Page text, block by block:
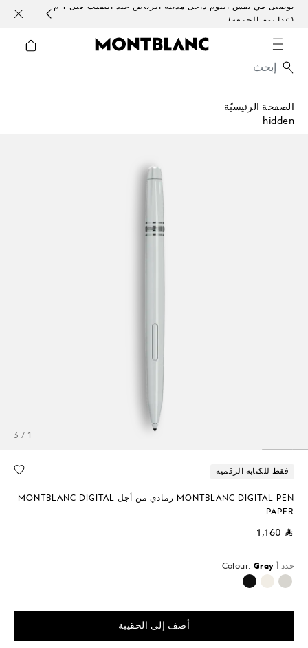
توصيل في نفس اليوم داخل مدينة الرياض عند الطلب قبل 1 م
(عدا يوم الجمعه)
الصفحة الرئيسيّة
hidden
1 / 3
فقط للكتابة الرقمية
MONTBLANC DIGITAL PEN رمادي من أجل MONTBLANC DIGITAL
PAPER
⃁ 1,160
حدد أ Colour: Gray
محدد
أضف إلى الحقيبة